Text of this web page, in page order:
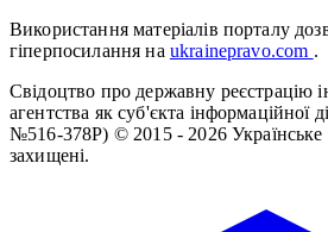
Використання матеріалів порталу
гіперпосилання на ukrainepravo.com .
Свідоцтво про державну реєстрацію
агентства як суб'єкта інформаційної
№516-378Р) © 2015 - 2026 Українське
захищені.